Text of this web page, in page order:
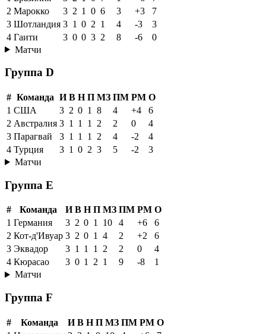
2 Марокко 3 2 1 0 6 3 +3
7
3 Шотландия 3 1 0 2 1 4 -3
3
4 Гаити 3 0 0 3 2 8 -6
0
Матчи
Группа D
# Команда И В Н П МЗ ПМ РМ О
1 США 3 2 0 1 8 4 +4
6
2 Австралия 3 1 1 1 2 2 0
4
3 Парагвай 3 1 1 1 2 4 -2
4
4 Турция 3 1 0 2 3 5 -2
3
Матчи
Группа E
# Команда И В Н П МЗ ПМ РМ О
1 Германия 3 2 0 1 10 4 +6
6
2 Кот-д'Ивуар 3 2 0 1 4 2 +2
6
3 Эквадор 3 1 1 1 2 2 0
4
4 Кюрасао 3 0 1 2 1 9 -8
1
Матчи
Группа F
# Команда И В Н П МЗ ПМ РМ О